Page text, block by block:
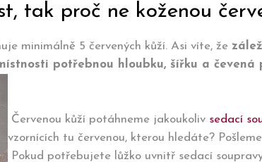
tak proč ne koženou
minimálně 5 červených kůží. Asi víte, že
potřebnou hloubku, šířku a čevená
Červenou kůží potáhneme jakoukoliv sedací
vzornících tu červenou, kterou hledáte?
Pokud potřebujete lůžko uvnitř sedací